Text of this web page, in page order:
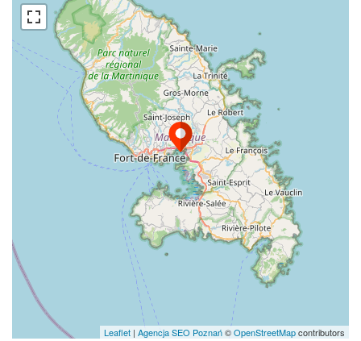
Leaflet | Agencja SEO Poznań©OpenStreetMapcontributors